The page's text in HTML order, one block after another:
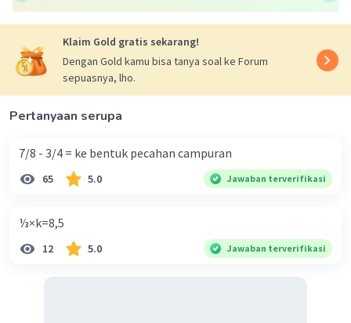
√25 = √5 = 5
√36 = √62= 6
√49 = √72= 7
√64 = √8 2= 8
√81 = √92= 9
Beri Rating· 5.0(1) Balas
Klaim Gold gratis sekarang!
Dengan Gold kamu bisa tanya soal ke Forum
sepuasnya, lho.
Pertanyaan serupa
7/8 - 3/4 = ke bentuk pecahan campuran
65 5.0 Jawaban terverifikasi
⅓×k=8,5
12 5.0 Jawaban terverifikasi